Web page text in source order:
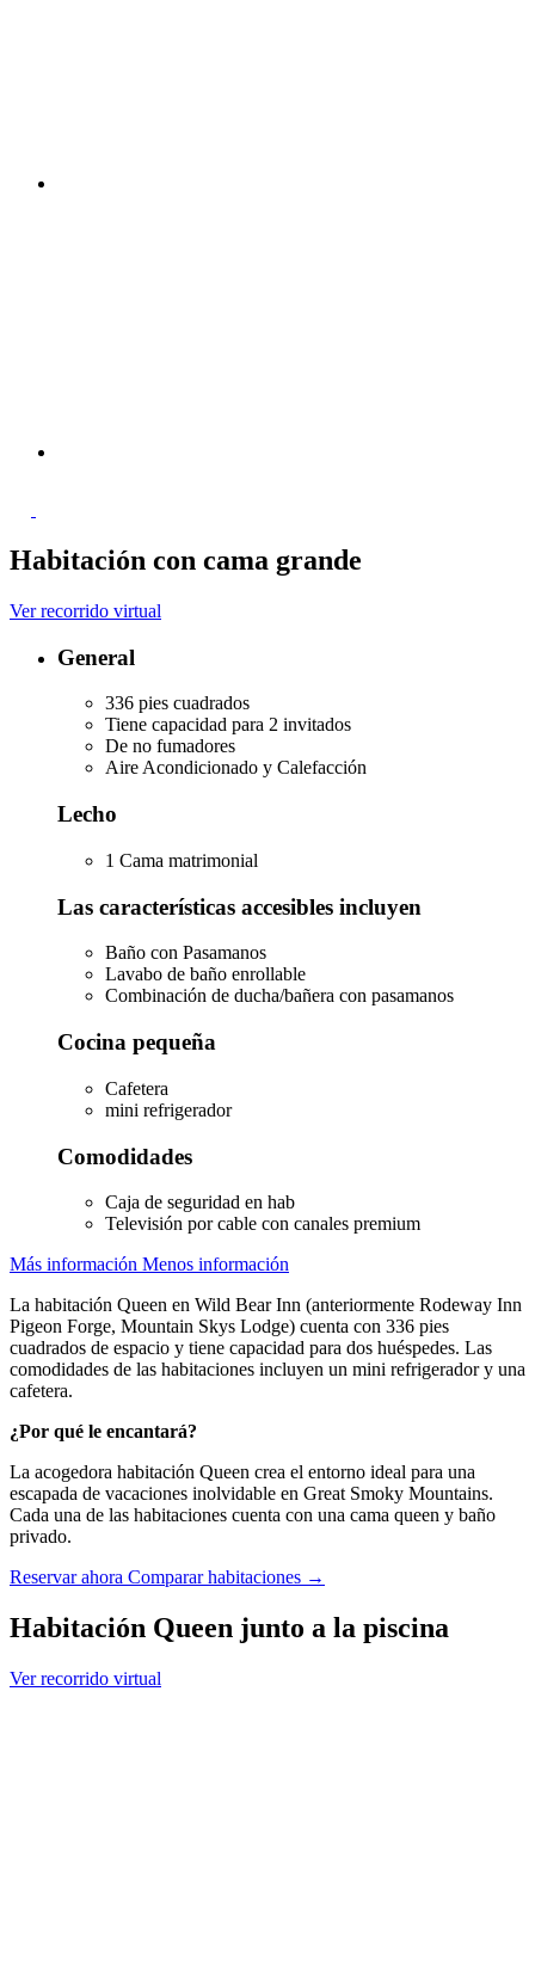
Habitación con cama grande
Ver recorrido virtual
General
336 pies cuadrados
Tiene capacidad para 2 invitados
De no fumadores
Aire Acondicionado y Calefacción
Lecho
1 Cama matrimonial
Las características accesibles incluyen
Baño con Pasamanos
Lavabo de baño enrollable
Combinación de ducha/bañera con pasamanos
Cocina pequeña
Cafetera
mini refrigerador
Comodidades
Caja de seguridad en hab
Televisión por cable con canales premium
Más información Menos información
La habitación Queen en Wild Bear Inn (anteriormente Rodeway Inn
Pigeon Forge, Mountain Skys Lodge) cuenta con 336 pies
cuadrados de espacio y tiene capacidad para dos huéspedes. Las
comodidades de las habitaciones incluyen un mini refrigerador y una
cafetera.
¿Por qué le encantará?
La acogedora habitación Queen crea el entorno ideal para una
escapada de vacaciones inolvidable en Great Smoky Mountains.
Cada una de las habitaciones cuenta con una cama queen y baño
privado.
Reservar ahora Comparar habitaciones →
Habitación Queen junto a la piscina
Ver recorrido virtual